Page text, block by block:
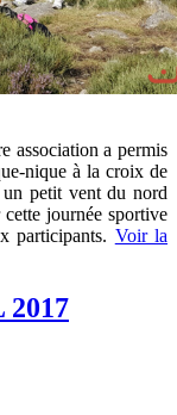
association a permis
nique à la croix de
petit vent du nord
journée sportive
participants. Voir la